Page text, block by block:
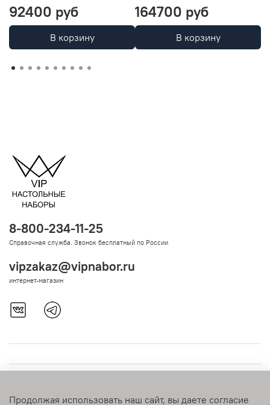
92400 руб
В корзину
164700 руб
В корзину
8-800-234-11-25
Справочная служба. Звонок бесплатный по России
vipzakaz@vipnabor.ru
интернет-магазин
Продолжая использовать наш сайт, вы даете согласие